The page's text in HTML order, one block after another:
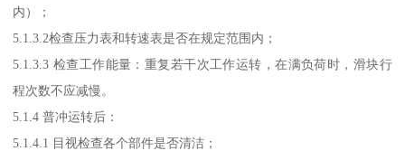
内）；
5.1.3.2检查压力表和转速表是否在规定范围内；
5.1.3.3 检查工作能量：重复若干次工作运转，在满负荷时，滑块行
程次数不应减慢。
5.1.4 普冲运转后：
5.1.4.1 目视检查各个部件是否清洁；